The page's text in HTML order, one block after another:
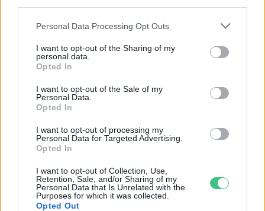
Personal Data Processing Opt Outs
I want to opt-out of the Sharing of my
personal data.
Opted In
I want to opt-out of the Sale of my
Personal Data.
Opted In
I want to opt-out of processing my
Personal Data for Targeted Advertising.
Opted In
I want to opt-out of Collection, Use,
Retention, Sale, and/or Sharing of my
Personal Data that Is Unrelated with the
Purposes for which it was collected.
Opted Out
Törpemalacok, nandu, ormányos
medve és alpakák – 10 remek
állatos hely Budapesten és
környékén
hulladékokból
Pauer Krisztina